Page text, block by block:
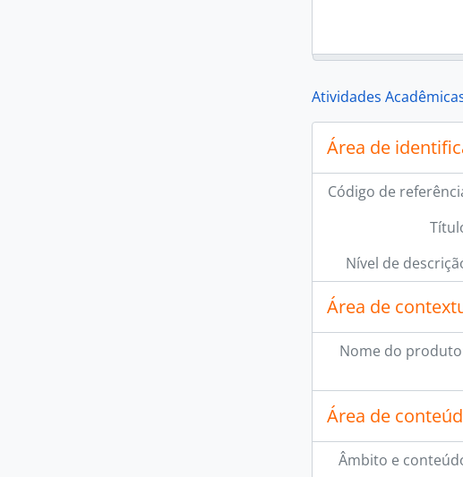
Atividades
Área de
Código de
Nível de
Área de
Nome do
Área de
Âmbito e